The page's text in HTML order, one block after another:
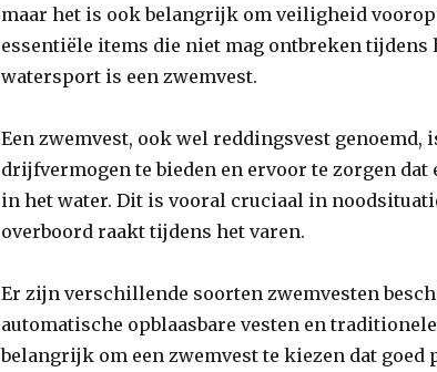
maar het is ook belangrijk om veiligheid voorop
essentiële items die niet mag ontbreken tijdens
watersport is een zwemvest.
Een zwemvest, ook wel reddingsvest genoemd,
drijfvermogen te bieden en ervoor te zorgen
in het water. Dit is vooral cruciaal in
overboord raakt tijdens het varen.
Er zijn verschillende soorten zwemvesten
automatische opblaasbare vesten en
belangrijk om een zwemvest te kiezen dat goed